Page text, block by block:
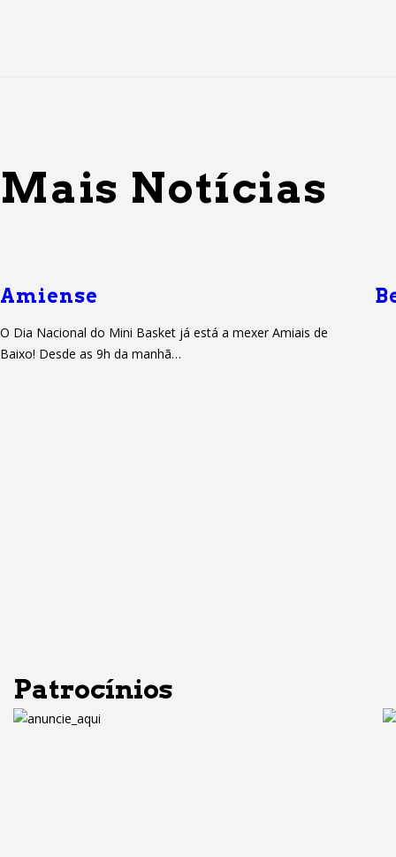
Mais Notícias
Amiense
O Dia Nacional do Mini Basket já está a mexer Amiais de
Baixo! Desde as 9h da manhã…
Patrocínios